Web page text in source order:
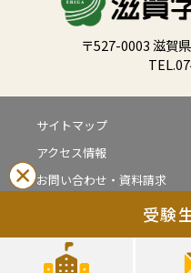
受験
〒527-0003 滋賀
サイトマップ
アクセス情報
お問い合わせ・資料請求
Copyright(c) SHIGA-